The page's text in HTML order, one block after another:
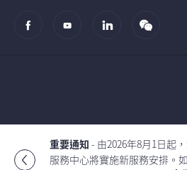
重要通知 - 由2026年7月2日起
管理（香港）有限公司的客戶
Global